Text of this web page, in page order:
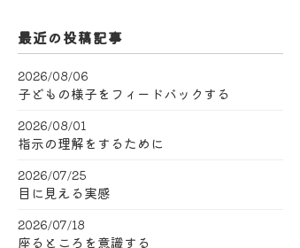
最近の投稿記事
2026/08/06
子どもの様子をフィードバックする
2026/08/01
指示の理解をするために
2026/07/25
目に見える実感
2026/07/18
座るところを意識する